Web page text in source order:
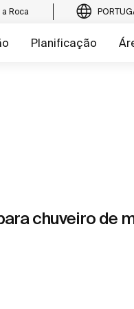
a Roca
Planificação
chuveiro de